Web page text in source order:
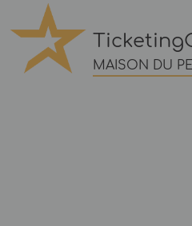
MAISON DU